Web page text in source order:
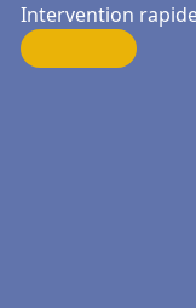
Intervention